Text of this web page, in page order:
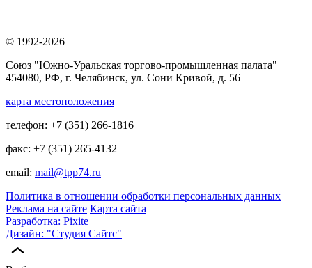
© 1992-2026
Союз "Южно-Уральская торгово-промышленная палата"
454080, РФ, г. Челябинск, ул. Сони Кривой, д. 56
карта местоположения
телефон: +7 (351) 266-1816
факс: +7 (351) 265-4132
email: mail@tpp74.ru
Политика в отношении обработки персональных данных
Реклама на сайте Карта сайта
Разработка: Pixite
Дизайн: "Студия Сайтс"